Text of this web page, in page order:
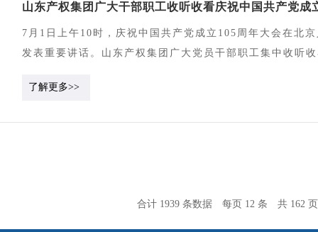
属企业经营主业，以合规管理赋能业务稳健落地。下一步
与业务实操深度融合，全面提升投资业务风险合规全流程
山东产权集团广大干部职工收听收看庆祝中国共产党成
7月1日上午10时，庆祝中国共产党成立105周年大会在北
发表重要讲话。山东产权集团广大党员干部职工集中收听
内涵丰富、思想深邃，听后备受鼓舞、倍感振奋。站在新
了解更多>>
合计 1939 条数据 每页 12 条 共 162 页